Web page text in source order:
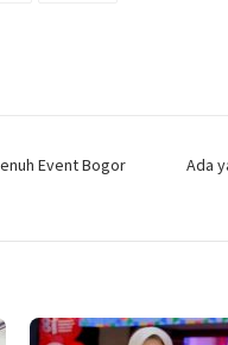
Event Bogor
Ada